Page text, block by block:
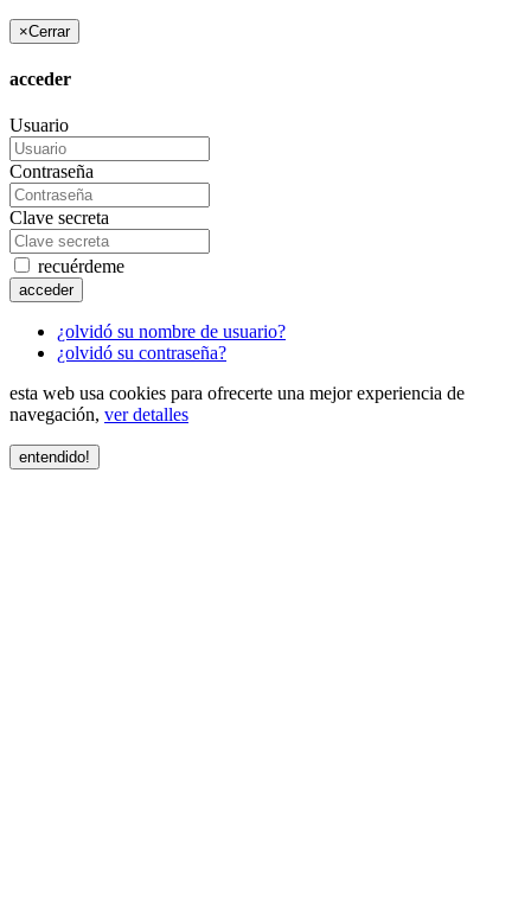
×Cerrar
acceder
Usuario
Contraseña
Clave secreta
recuérdeme
acceder
¿olvidó su nombre de usuario?
¿olvidó su contraseña?
esta web usa cookies para ofrecerte una mejor experiencia de
navegación, ver detalles
entendido!